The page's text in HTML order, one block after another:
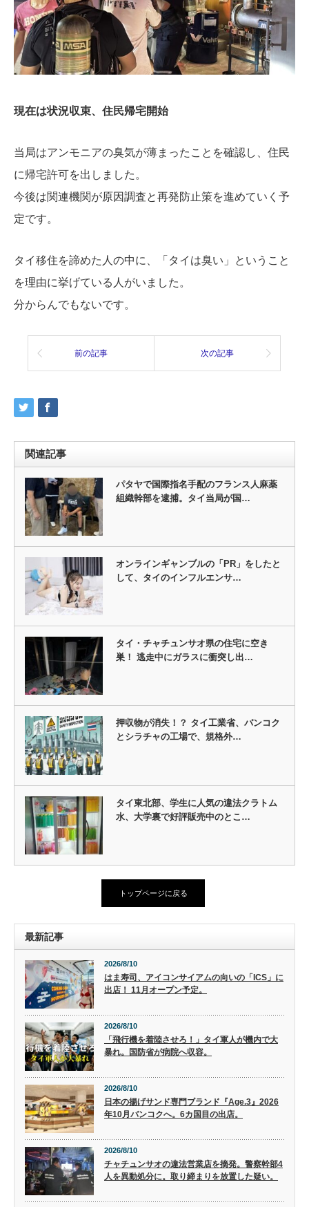
現在は状況収束、住民帰宅開始
当局はアンモニアの臭気が薄まったことを確認し、住民
に帰宅許可を出しました。
今後は関連機関が原因調査と再発防止策を進めていく予
定です。
タイ移住を諦めた人の中に、「タイは臭い」ということ
を理由に挙げている人がいました。
分からんでもないです。
前の記事 次の記事
関連記事
パタヤで国際指名手配のフランス人麻薬
組織幹部を逮捕。タイ当局が国…
オンラインギャンブルの「PR」をしたと
して、タイのインフルエンサ…
タイ・チャチュンサオ県の住宅に空き
巣！ 逃走中にガラスに衝突し出…
押収物が消失！？ タイ工業省、バンコク
とシラチャの工場で、規格外…
タイ東北部、学生に人気の違法クラトム
水、大学裏で好評販売中のとこ…
トップページに戻る
最新記事
2026/8/10
はま寿司、アイコンサイアムの向いの「ICS」に
出店！ 11月オープン予定。
2026/8/10
「飛行機を着陸させろ！」タイ軍人が機内で大
暴れ。国防省が病院へ収容。
2026/8/10
日本の揚げサンド専門ブランド『Age.3』2026
年10月バンコクへ。6カ国目の出店。
2026/8/10
チャチュンサオの違法営業店を摘発。警察幹部4
人を異動処分に。取り締まりを放置した疑い。